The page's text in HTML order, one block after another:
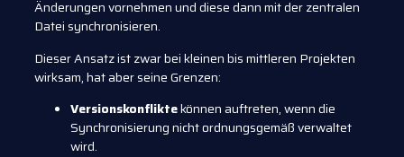
Änderungen vornehmen und diese dann mit der zentralen
Datei synchronisieren.
Dieser Ansatz ist zwar bei kleinen bis mittleren Projekten
wirksam, hat aber seine Grenzen:
Versionskonfliktekönnen auftreten, wenn die
Synchronisierung nicht ordnungsgemäß verwaltet
wird.